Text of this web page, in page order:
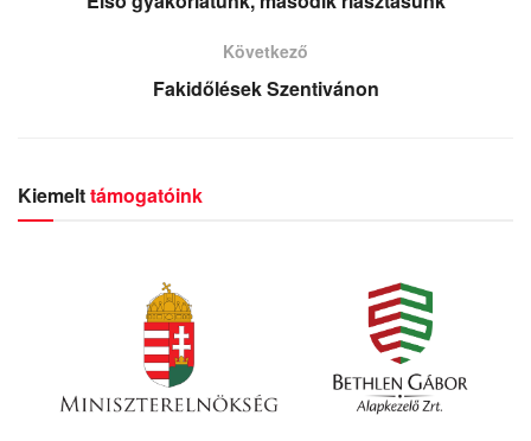
Következő
Fakidőlések Szentivánon
Kiemelttámogatóink